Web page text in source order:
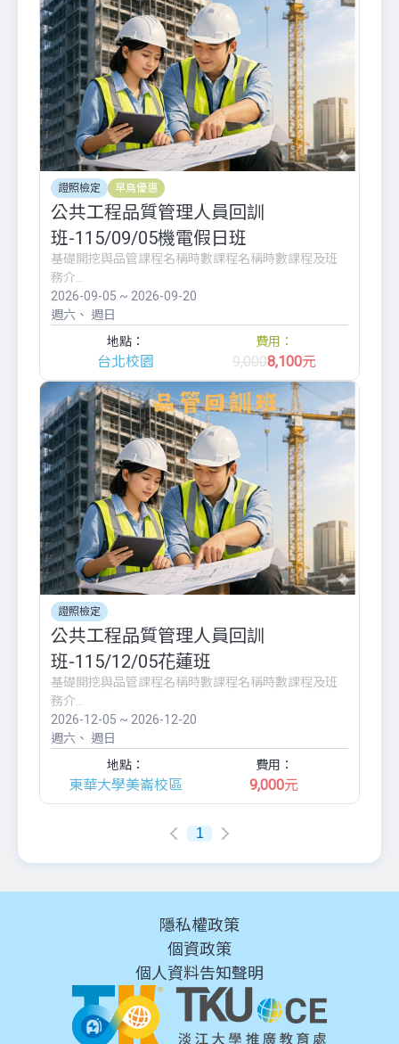
證照檢定 早鳥優惠
公共工程品質管理人員回訓
班-115/09/05機電假日班
基礎開挖與品管課程名稱時數課程名稱時數課程及班
務介...
2026-09-05 ~ 2026-09-20
週六
週日
地點：
台北校園
費用：
9,0008,100元
證照檢定
公共工程品質管理人員回訓
班-115/12/05花蓮班
基礎開挖與品管課程名稱時數課程名稱時數課程及班
務介...
2026-12-05 ~ 2026-12-20
週六
週日
地點：
東華大學美崙校區
費用：
9,000元
1
隱私權政策
個資政策
個人資料告知聲明